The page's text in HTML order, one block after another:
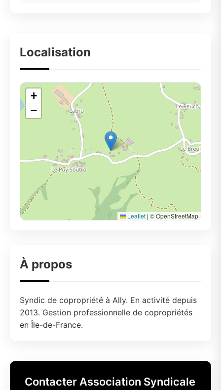
Localisation
+
−
Leaflet | © OpenStreetMap
À propos
Syndic de copropriété à Ally. En activité depuis
2013. Gestion professionnelle de copropriétés
en Île-de-France.
Contacter Association Syndicale